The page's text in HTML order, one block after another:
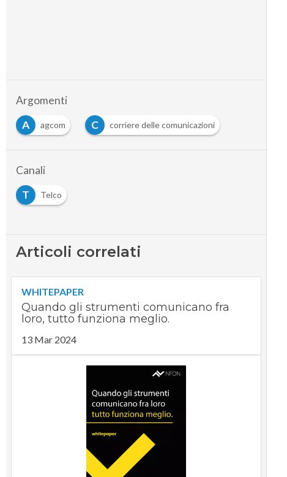
Argomenti
A
agcom C corriere delle comunicazioni
Canali
T
Telco
Articoli correlati
WHITEPAPER
Quando gli strumenti comunicano fra
loro, tutto funziona meglio.
13 Mar 2024